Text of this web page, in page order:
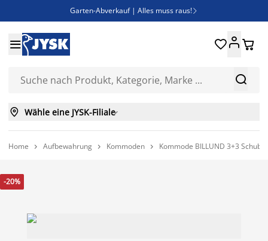
Garten-Abverkauf | Alles muss raus! 
Bist du Unternehmer? Entdecke JYSK-B2B
Esszimmerstuhl ADSLEV um nur 40€


 
 Wähle eine JYSK-Filiale
Home  Aufbewahrung  Kommoden  Kommode BILLUND 3+3
-20%